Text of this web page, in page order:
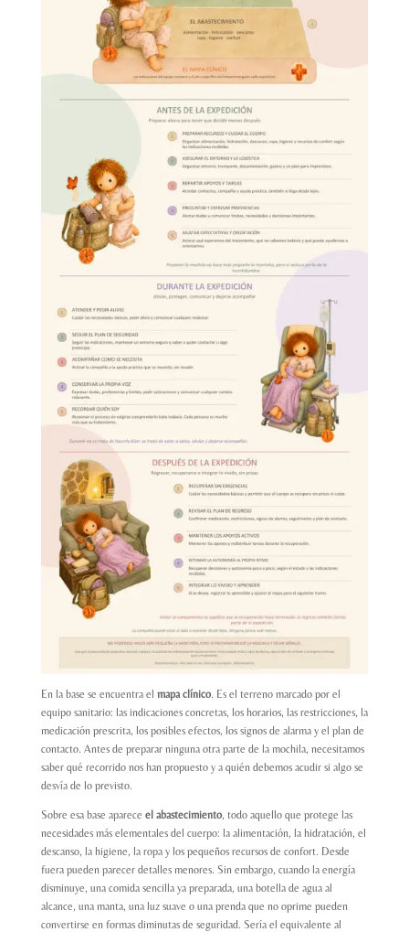
En la base se encuentra el mapa clínico. Es el terreno marcado por el
equipo sanitario: las indicaciones concretas, los horarios, las restricciones, la
medicación prescrita, los posibles efectos, los signos de alarma y el plan de
contacto. Antes de preparar ninguna otra parte de la mochila, necesitamos
saber qué recorrido nos han propuesto y a quién debemos acudir si algo se
desvía de lo previsto.
Sobre esa base aparece el abastecimiento, todo aquello que protege las
necesidades más elementales del cuerpo: la alimentación, la hidratación, el
descanso, la higiene, la ropa y los pequeños recursos de confort. Desde
fuera pueden parecer detalles menores. Sin embargo, cuando la energía
disminuye, una comida sencilla ya preparada, una botella de agua al
alcance, una manta, una luz suave o una prenda que no oprime pueden
convertirse en formas diminutas de seguridad. Sería el equivalente al